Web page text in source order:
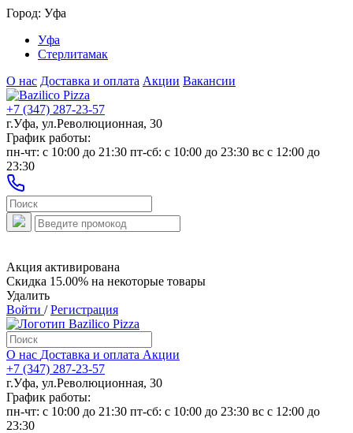
Город: Уфа
Уфа
Стерлитамак
О нас Доставка и оплата Акции Вакансии
+7 (347) 287-23-57
г.Уфа, ул.Революционная, 30
График работы:
пн-чт: c 10:00 до 21:30 пт-сб: c 10:00 до 23:30 вс с 12:00 до
23:30
Акция активирована
Скидка 15.00% на некоторые товары
Удалить
Войти /Регистрация
О нас Доставка и оплата Акции
+7 (347) 287-23-57
г.Уфа, ул.Революционная, 30
График работы:
пн-чт: c 10:00 до 21:30 пт-сб: c 10:00 до 23:30 вс с 12:00 до
23:30